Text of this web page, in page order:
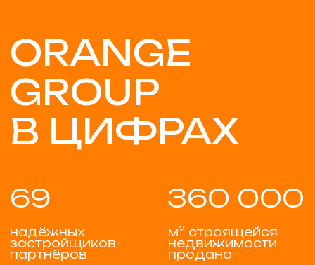
КОМАНДА
Команда Orange Group насчитывает
60 сотрудников, и более 500 партнёров
по всему миру
Pereyaslavskaya